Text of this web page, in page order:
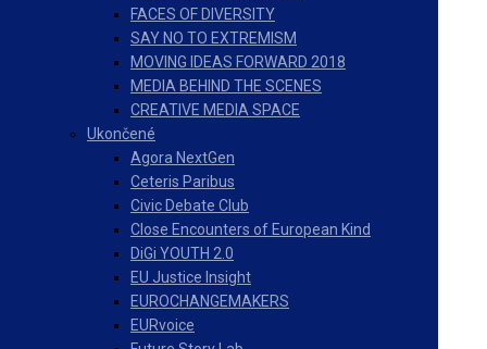
FACES OF DIVERSITY
SAY NO TO EXTREMISM
MOVING IDEAS FORWARD 2018
MEDIA BEHIND THE SCENES
CREATIVE MEDIA SPACE
Ukončené
Agora NextGen
Ceteris Paribus
Civic Debate Club
Close Encounters of European Kind
DiGi YOUTH 2.0
EU Justice Insight
EUROCHANGEMAKERS
EURvoice